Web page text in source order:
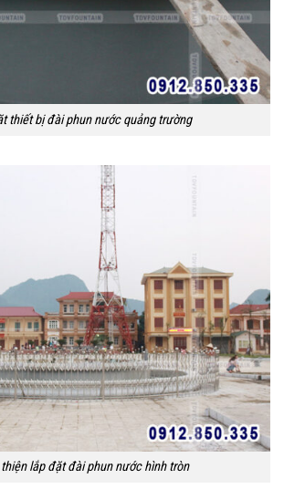
thiết bị đài phun nước quảng trường
lắp đặt đài phun nước hình tròn